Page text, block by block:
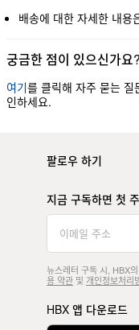
배송에 대한 자세한 내용
궁금한 점이 있으신가요?
여기를 클릭해 자주 묻는
인하세요.
팔로우 하기
지금 구독하면 첫
뉴스레터 구독 시, HBX
용 약관및 개인정보처리
HBX 앱 다운로드